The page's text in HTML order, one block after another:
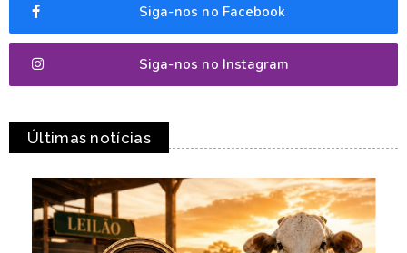
Siga-nos no Facebook
Siga-nos no Instagram
Últimas notícias